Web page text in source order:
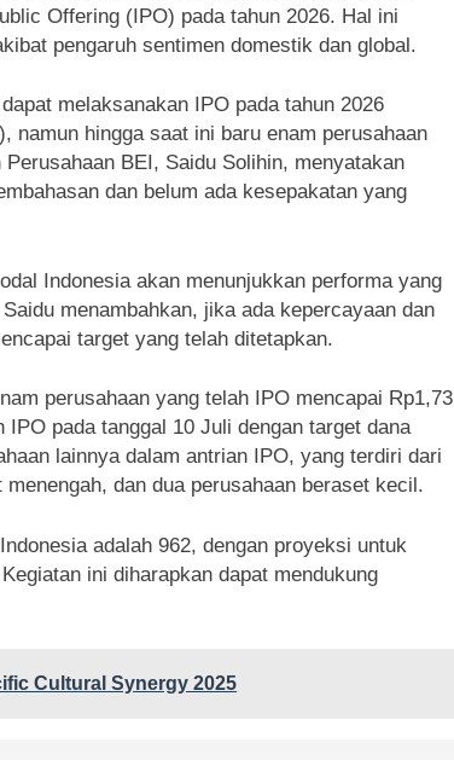
Offering (IPO) pada tahun 2026. Hal ini
pengaruh sentimen domestik dan global.
melaksanakan IPO pada tahun 2026
namun hingga saat ini baru enam perusahaan
BEI, Saidu Solihin, menyatakan
dan belum ada kesepakatan yang
Indonesia akan menunjukkan performa yang
menambahkan, jika ada kepercayaan dan
target yang telah ditetapkan.
perusahaan yang telah IPO mencapai Rp1,73
pada tanggal 10 Juli dengan target dana
lainnya dalam antrian IPO, yang terdiri dari
dan dua perusahaan beraset kecil.
adalah 962, dengan proyeksi untuk
ini diharapkan dapat mendukung
Cultural Synergy 2025